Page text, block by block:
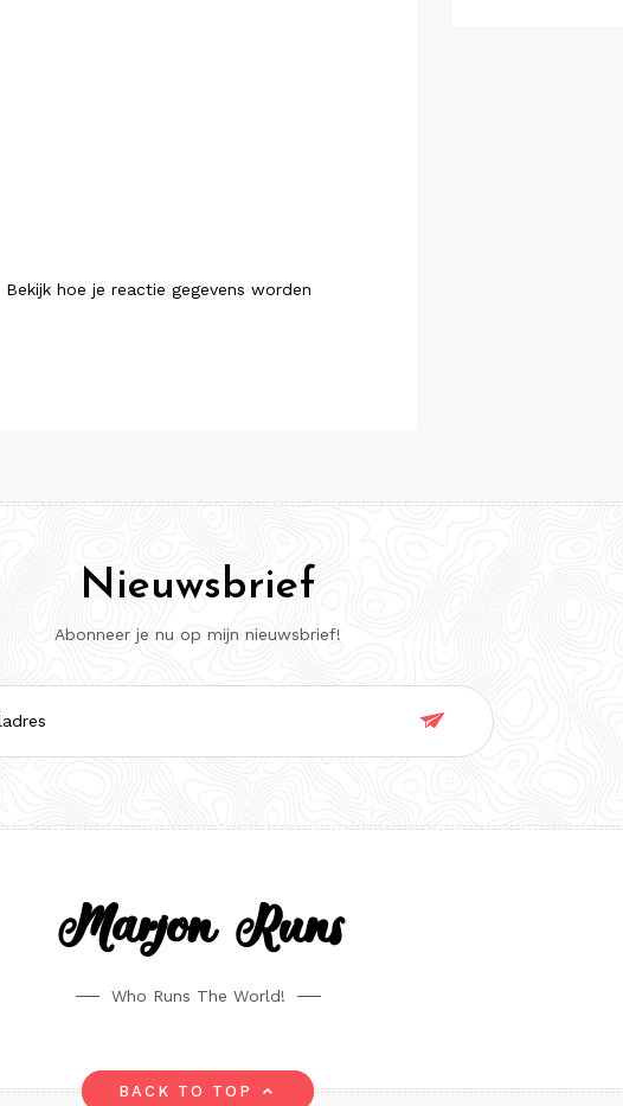
Bekijk hoe je reactie gegevens worden
Nieuwsbrief
Abonneer je nu op mijn nieuwsbrief!

Marjon Runs
Who Runs The World!
BACK TO TOP